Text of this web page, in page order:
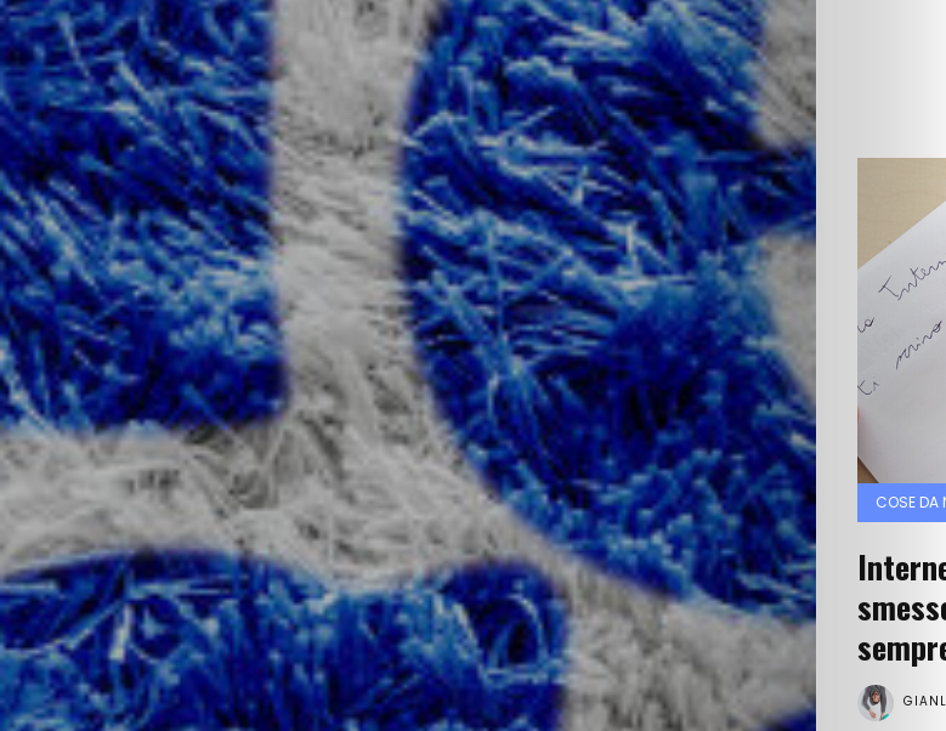
COSE DA